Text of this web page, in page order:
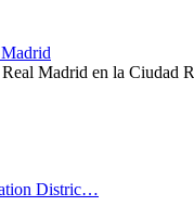
Madrid en la Ciudad
Distric…